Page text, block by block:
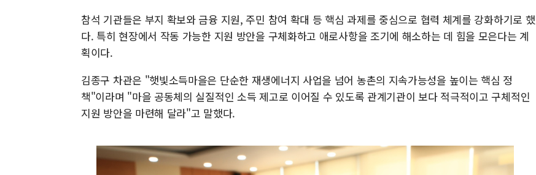
참석 기관들은 부지 확보와 금융 지원, 주민 참여 확대 등 핵심 과제를 중심으로 협력 체계를 강화하기로 했
다. 특히 현장에서 작동 가능한 지원 방안을 구체화하고 애로사항을 조기에 해소하는 데 힘을 모은다는 계
획이다.
김종구 차관은 "햇빛소득마을은 단순한 재생에너지 사업을 넘어 농촌의 지속가능성을 높이는 핵심 정
책"이라며 "마을 공동체의 실질적인 소득 제고로 이어질 수 있도록 관계기관이 보다 적극적이고 구체적인
지원 방안을 마련해 달라"고 말했다.